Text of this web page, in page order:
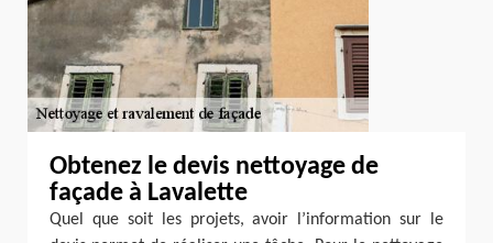
Obtenez le devis nettoyage de
façade à Lavalette
Quel que soit les projets, avoir l’information sur le